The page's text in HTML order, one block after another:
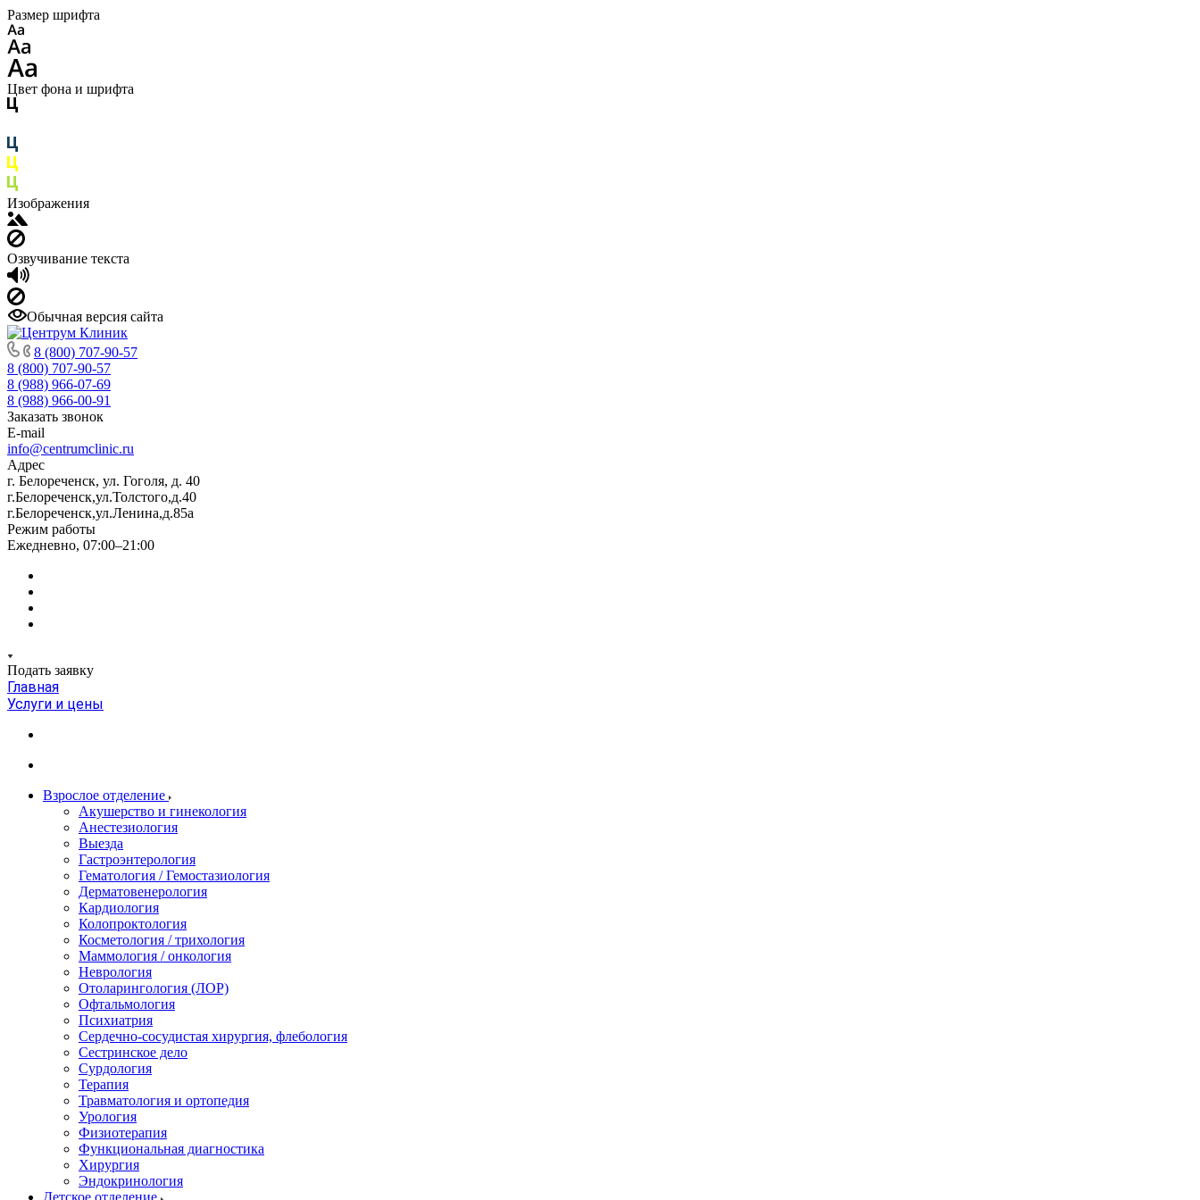
Размер шрифта
Цвет фона и шрифта
Изображения
Озвучивание текста
Обычная версия сайта
8 (800) 707-90-57
8 (800) 707-90-57
8 (988) 966-07-69
8 (988) 966-00-91
Заказать звонок
E-mail
info@centrumclinic.ru
Адрес
г. Белореченск, ул. Гоголя, д. 40
г.Белореченск,ул.Толстого,д.40
г.Белореченск,ул.Ленина,д.85а
Режим работы
Ежедневно, 07:00–21:00
Подать заявку
Главная
Услуги и цены
Взрослое отделение
Акушерство и гинекология
Анестезиология
Выезда
Гастроэнтерология
Гематология / Гемостазиология
Дерматовенерология
Кардиология
Колопроктология
Косметология / трихология
Маммология / онкология
Неврология
Отоларингология (ЛОР)
Офтальмология
Психиатрия
Сердечно-сосудистая хирургия, флебология
Сестринское дело
Сурдология
Терапия
Травматология и ортопедия
Урология
Физиотерапия
Функциональная диагностика
Хирургия
Эндокринология
Детское отделение